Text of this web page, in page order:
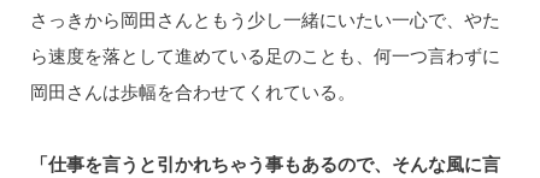
さっきから岡田さんともう少し一緒にいたい一心で、やた
ら速度を落として進めている足のことも、何一つ言わずに
岡田さんは歩幅を合わせてくれている。
「仕事を言うと引かれちゃう事もあるので、そんな風に言